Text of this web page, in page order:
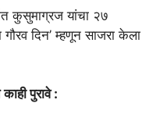
कुसुमाग्रज यांचा २७
गौरव दिन’ म्हणून साजरा केला
पुरावे :